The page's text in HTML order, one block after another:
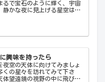
るで宝石のように輝く、宇宙
静かな夜に見上げる星空は、
…
興味を持ったら
夜空の天体に向けてみましょ
くの星々を訪れてみて下さ
体望遠鏡の視野の中に飛び込